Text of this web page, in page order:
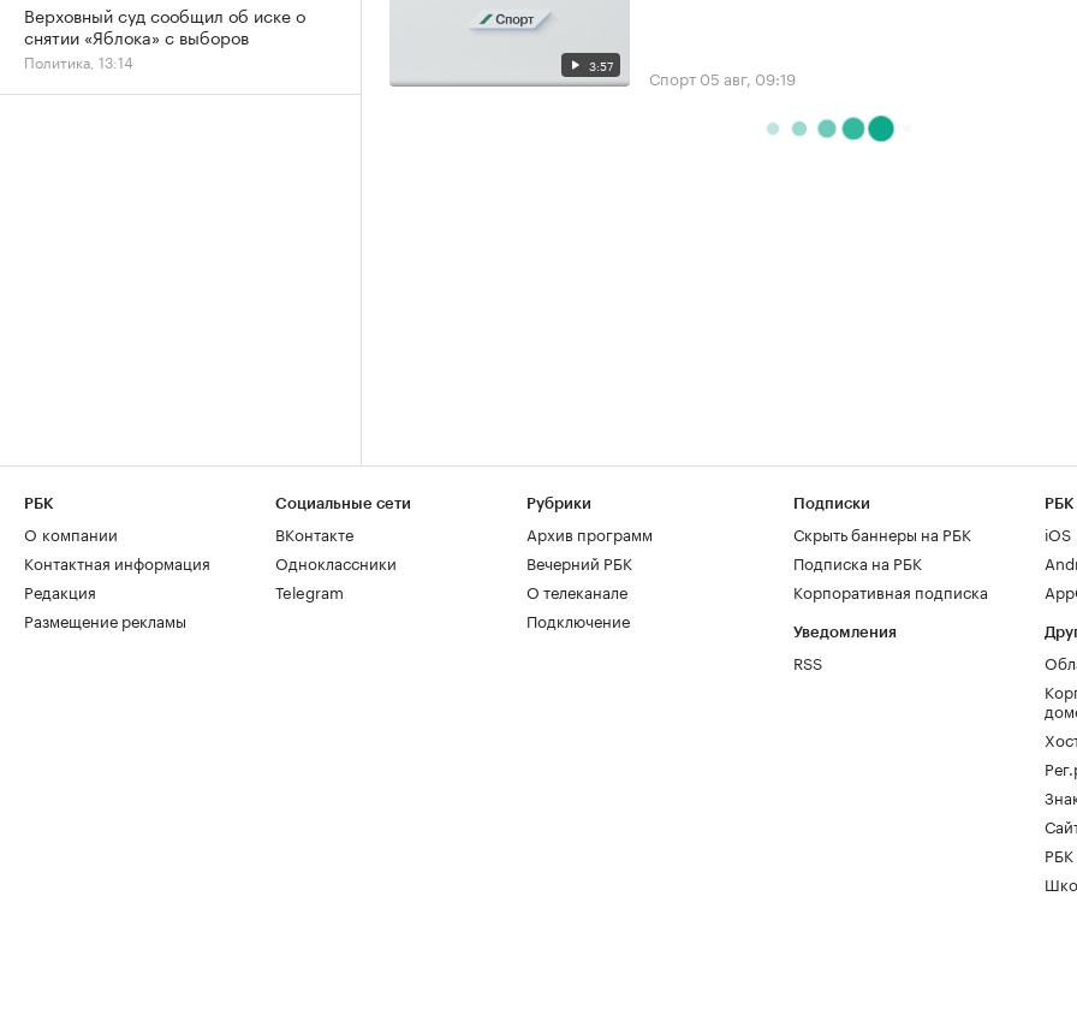
3:57 Спорт 05 авг, 09:19
Верховный суд сообщил об иске о
снятии «Яблока» с выборов
Политика, 13:14
РБК
О компании
Контактная информация
Редакция
Размещение рекламы
Социальные сети
ВКонтакте
Одноклассники
Telegram
Рубрики
Архив программ
Вечерний РБК
О телеканале
Подключение
Подписки
Скрыть баннеры на РБК
Подписка на РБК
Корпоративная подписка
Уведомления
RSS
РБК
iOS